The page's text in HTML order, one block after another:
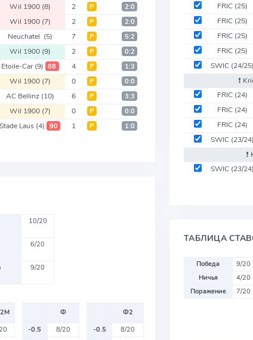
Wil 1900 (8) 2 Р 2:0
Wil 1900 (7) 2 Р 2:0
Neuchatel (5) 7 Р 5:2
Wil 1900 (9) 2 Р 0:2
Etoile-Car(9) 88 4 Р 1:3
Wil 1900 (7) 0 Р 0:0
AC Bellinz (10) 6 Р 3:3
Wil 1900 (7) 0 Р 0:0
Stade Laus (4) 90 1 Р 1:0
10/20
6/20
9/20
Ф
-0.5
8/20
Ф2
-0.5
8/20
FRIC (25)
FRIC (25)
FRIC (25)
FRIC (25)
SWIC (24/25)
❗️
FRIC (24)
FRIC (24)
FRIC (24)
SWIC (23/24)
SWIC (23/24)
ТАБЛИЦА
Победа
9/20
Ничья
4/20
Поражение
7/20